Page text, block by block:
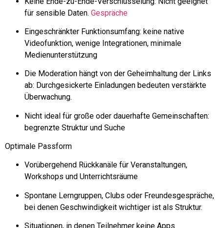
für sensible Daten. Gespräche
Eingeschränkter Funktionsumfang: keine native
Videofunktion, wenige Integrationen, minimale
Medienunterstützung
Die Moderation hängt von der Geheimhaltung der Links
ab: Durchgesickerte Einladungen bedeuten verstärkte
Überwachung.
Nicht ideal für große oder dauerhafte Gemeinschaften:
begrenzte Struktur und Suche
Optimale Passform
Vorübergehend Rückkanäle für Veranstaltungen,
Workshops und Unterrichtsräume
Spontane Lerngruppen, Clubs oder Freundesgespräche,
bei denen Geschwindigkeit wichtiger ist als Struktur.
Situationen, in denen Teilnehmer keine Apps